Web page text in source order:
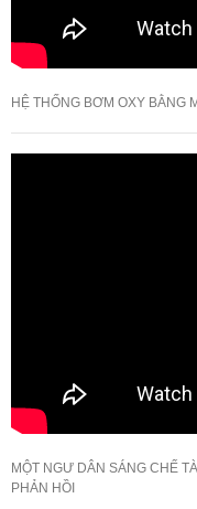
HỆ THỐNG BƠM OXY BẰNG
MỘT NGƯ DÂN SÁNG CHẾ
PHẢN HỒI